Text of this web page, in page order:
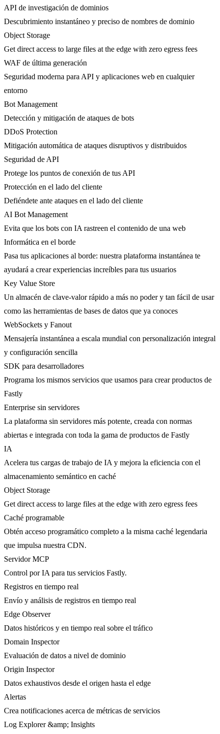
API de investigación de dominios
Descubrimiento instantáneo y preciso de nombres de dominio
Object Storage
Get direct access to large files at the edge with zero egress fees
WAF de última generación
Seguridad moderna para API y aplicaciones web en cualquier
entorno
Bot Management
Detección y mitigación de ataques de bots
DDoS Protection
Mitigación automática de ataques disruptivos y distribuidos
Seguridad de API
Protege los puntos de conexión de tus API
Protección en el lado del cliente
Defiéndete ante ataques en el lado del cliente
AI Bot Management
Evita que los bots con IA rastreen el contenido de una web
Informática en el borde
Pasa tus aplicaciones al borde: nuestra plataforma instantánea te
ayudará a crear experiencias increíbles para tus usuarios
Key Value Store
Un almacén de clave-valor rápido a más no poder y tan fácil de usar
como las herramientas de bases de datos que ya conoces
WebSockets y Fanout
Mensajería instantánea a escala mundial con personalización integral
y configuración sencilla
SDK para desarrolladores
Programa los mismos servicios que usamos para crear productos de
Fastly
Enterprise sin servidores
La plataforma sin servidores más potente, creada con normas
abiertas e integrada con toda la gama de productos de Fastly
IA
Acelera tus cargas de trabajo de IA y mejora la eficiencia con el
almacenamiento semántico en caché
Object Storage
Get direct access to large files at the edge with zero egress fees
Caché programable
Obtén acceso programático completo a la misma caché legendaria
que impulsa nuestra CDN.
Servidor MCP
Control por IA para tus servicios Fastly.
Registros en tiempo real
Envío y análisis de registros en tiempo real
Edge Observer
Datos históricos y en tiempo real sobre el tráfico
Domain Inspector
Evaluación de datos a nivel de dominio
Origin Inspector
Datos exhaustivos desde el origen hasta el edge
Alertas
Crea notificaciones acerca de métricas de servicios
Log Explorer &amp; Insights